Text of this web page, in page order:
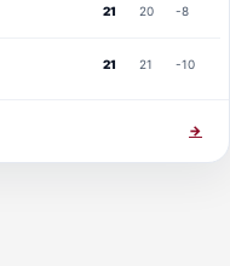
21 20 -8
21 21 -10
→